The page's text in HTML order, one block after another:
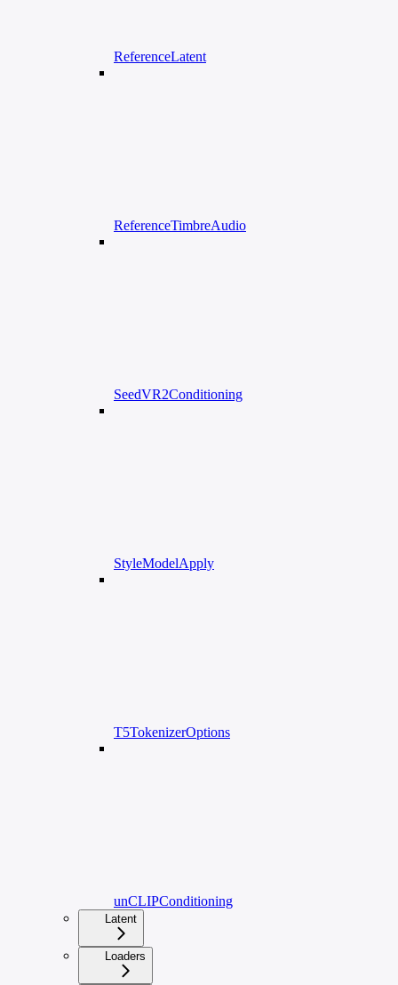
ReferenceLatent
ReferenceTimbreAudio
SeedVR2Conditioning
StyleModelApply
T5TokenizerOptions
unCLIPConditioning
Latent
Loaders